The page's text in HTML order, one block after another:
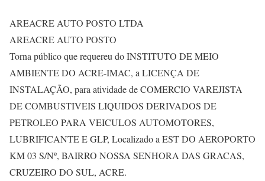
AREACRE AUTO POSTO LTDA
AREACRE AUTO POSTO
Torna público que requereu do INSTITUTO DE MEIO
AMBIENTE DO ACRE-IMAC, a LICENÇA DE
INSTALAÇÃO, para atividade de COMERCIO VAREJISTA
DE COMBUSTIVEIS LIQUIDOS DERIVADOS DE
PETROLEO PARA VEICULOS AUTOMOTORES,
LUBRIFICANTE E GLP, Localizado a EST DO AEROPORTO
KM 03 S/Nº, BAIRRO NOSSA SENHORA DAS GRACAS,
CRUZEIRO DO SUL, ACRE.